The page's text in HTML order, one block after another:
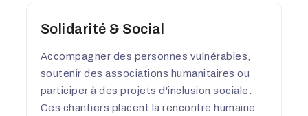
Solidarité & Social
Accompagner des personnes vulnérables,
soutenir des associations humanitaires ou
participer à des projets d'inclusion sociale.
Ces chantiers placent la rencontre humaine